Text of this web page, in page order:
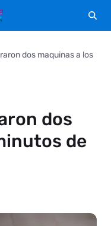
dos maquinas a los
dos
de